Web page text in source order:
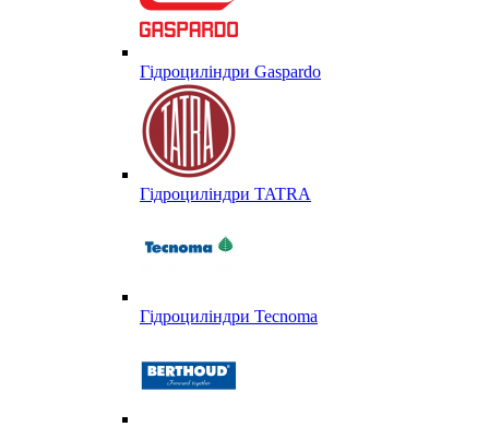
Гідроциліндри Gaspardo
Гідроциліндри TATRA
Гідроциліндри Tecnoma